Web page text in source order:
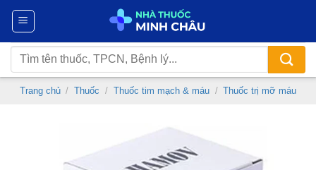
Chuyển
nội
dung
Tìm
kiếm:
Trang chủ / Thuốc / Thuốc tim mạch & máu / Thuốc trị mỡ máu